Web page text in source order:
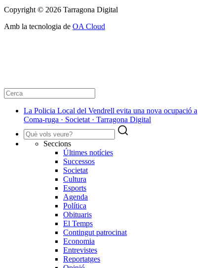
Copyright © 2026 Tarragona Digital
Amb la tecnologia de OA Cloud
La Policia Local del Vendrell evita una nova ocupació a
Coma-ruga · Societat · Tarragona Digital
Seccions
Últimes notícies
Successos
Societat
Cultura
Esports
Agenda
Política
Obituaris
El Temps
Contingut patrocinat
Economia
Entrevistes
Reportatges